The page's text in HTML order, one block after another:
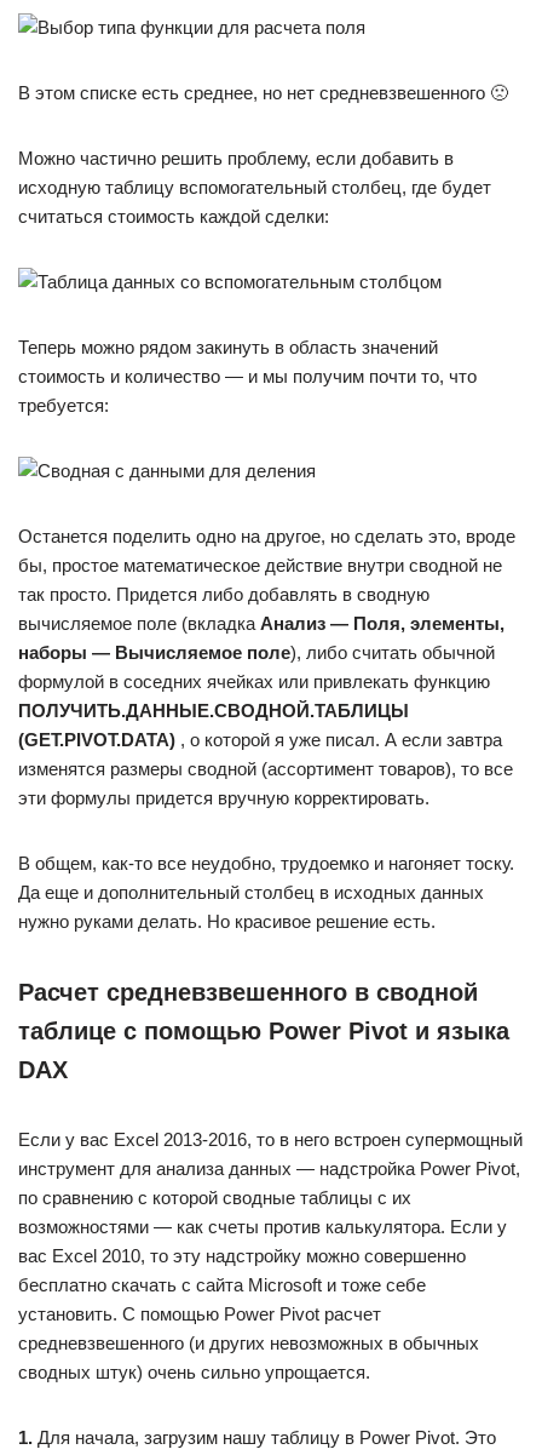
В этом списке есть среднее, но нет средневзвешенного 🙁
Можно частично решить проблему, если добавить в
исходную таблицу вспомогательный столбец, где будет
считаться стоимость каждой сделки:
Теперь можно рядом закинуть в область значений
стоимость и количество — и мы получим почти то, что
требуется:
Останется поделить одно на другое, но сделать это, вроде
бы, простое математическое действие внутри сводной не
так просто. Придется либо добавлять в сводную
вычисляемое поле (вкладка Анализ — Поля, элементы,
наборы — Вычисляемое поле), либо считать обычной
формулой в соседних ячейках или привлекать функцию
ПОЛУЧИТЬ.ДАННЫЕ.СВОДНОЙ.ТАБЛИЦЫ
(GET.PIVOT.DATA) , о которой я уже писал. А если завтра
изменятся размеры сводной (ассортимент товаров), то все
эти формулы придется вручную корректировать.
В общем, как-то все неудобно, трудоемко и нагоняет тоску.
Да еще и дополнительный столбец в исходных данных
нужно руками делать. Но красивое решение есть.
Расчет средневзвешенного в сводной
таблице с помощью Power Pivot и языка
DAX
Если у вас Excel 2013-2016, то в него встроен супермощный
инструмент для анализа данных — надстройка Power Pivot,
по сравнению с которой сводные таблицы с их
возможностями — как счеты против калькулятора. Если у
вас Excel 2010, то эту надстройку можно совершенно
бесплатно скачать с сайта Microsoft и тоже себе
установить. С помощью Power Pivot расчет
средневзвешенного (и других невозможных в обычных
сводных штук) очень сильно упрощается.
1. Для начала, загрузим нашу таблицу в Power Pivot. Это